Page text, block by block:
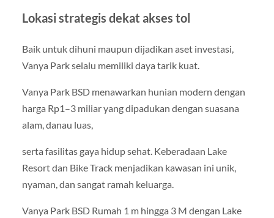
Lokasi strategis dekat akses tol
Baik untuk dihuni maupun dijadikan aset investasi,
Vanya Park selalu memiliki daya tarik kuat.
Vanya Park BSD menawarkan hunian modern dengan
harga Rp1–3 miliar yang dipadukan dengan suasana
alam, danau luas,
serta fasilitas gaya hidup sehat. Keberadaan Lake
Resort dan Bike Track menjadikan kawasan ini unik,
nyaman, dan sangat ramah keluarga.
Vanya Park BSD Rumah 1 m hingga 3 M dengan Lake